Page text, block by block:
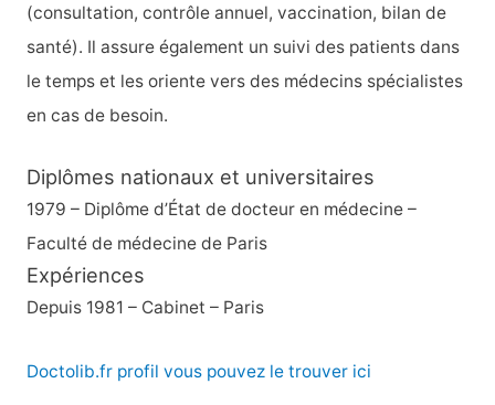
(consultation, contrôle annuel, vaccination, bilan de
santé). Il assure également un suivi des patients dans
le temps et les oriente vers des médecins spécialistes
en cas de besoin.
Diplômes nationaux et universitaires
1979 – Diplôme d’État de docteur en médecine –
Faculté de médecine de Paris
Expériences
Depuis 1981 – Cabinet – Paris
Doctolib.fr profil vous pouvez le trouver ici